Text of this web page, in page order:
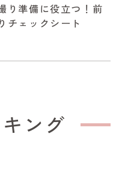
り準備に役立つ！前
チェックシート
ング